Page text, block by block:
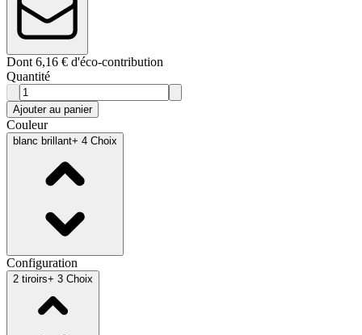
Dont 6,16 € d'éco-contribution
Quantité
Ajouter au panier
Couleur
blanc brillant+ 4 Choix
Configuration
2 tiroirs+ 3 Choix